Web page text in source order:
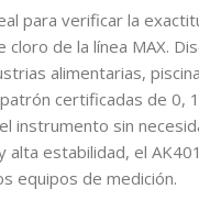
para verificar la
de la línea MAX.
alimentarias,
certificadas de 0,
instrumento sin
alta estabilidad, el
equipos de medición.